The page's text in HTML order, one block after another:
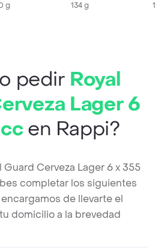
g
134 g
1 X
pedir Royal
Lager 6
en Rappi?
Guard Cerveza Lager 6 x 355
completar los siguientes
de llevarte el
domicilio a la brevedad